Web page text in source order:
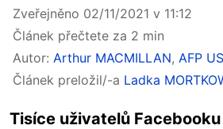
Zveřejněno 02/11/2021 v 11:12
Článek přečtete za 2 min
Autor: Arthur MACMILLAN, AFP
Článek preložil/-a Ladka
Tisíce uživatelů